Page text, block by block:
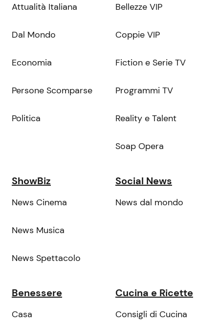
Attualità Italiana
Dal Mondo
Economia
Persone Scomparse
Politica
Bellezze VIP
Coppie VIP
Fiction e Serie TV
Programmi TV
Reality e Talent
Soap Opera
ShowBiz
News Cinema
News Musica
News Spettacolo
Social News
News dal mondo
Benessere
Casa
Cucina e Ricette
Consigli di Cucina